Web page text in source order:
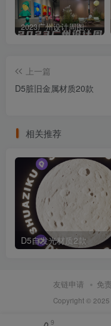
2023广州设计周图集更新至8000多张高清图+联系方式
上一篇
D5脏旧金属材质20款
相关推荐
D5自发光材质2款
友链申请 免
Copyright © 2025
9